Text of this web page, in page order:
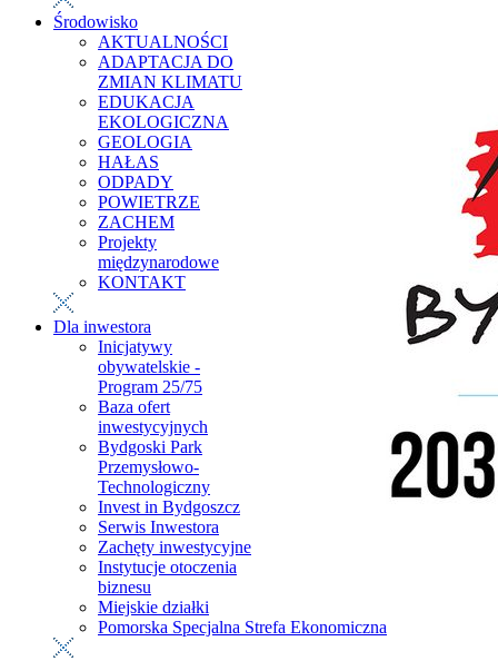
Środowisko
AKTUALNOŚCI
ADAPTACJA DO
ZMIAN KLIMATU
EDUKACJA
EKOLOGICZNA
GEOLOGIA
HAŁAS
ODPADY
POWIETRZE
ZACHEM
Projekty
międzynarodowe
KONTAKT
Dla inwestora
Inicjatywy
obywatelskie -
Program 25/75
Baza ofert
inwestycyjnych
Bydgoski Park
Przemysłowo-
Technologiczny
Invest in Bydgoszcz
Serwis Inwestora
Zachęty inwestycyjne
Instytucje otoczenia
biznesu
Miejskie działki
Pomorska Specjalna Strefa Ekonomiczna